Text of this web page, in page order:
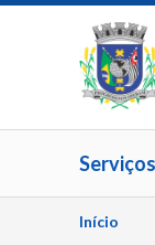
Serviços
Início